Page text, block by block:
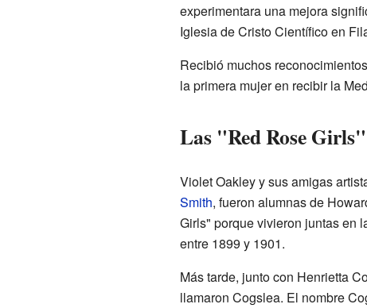
experimentara una mejora
Iglesia de Cristo Científico en
Recibió muchos
la primera mujer en recibir la
Las "Red Rose
Violet Oakley y sus amigas
Smith, fueron alumnas de
Girls" porque vivieron juntas en
entre 1899 y 1901.
Más tarde, junto con Henrietta
llamaron Cogslea. El nombre